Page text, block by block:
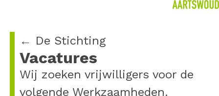
← De Stichting
Vacatures
Wij zoeken vrijwilligers voor de
volgende Werkzaamheden.